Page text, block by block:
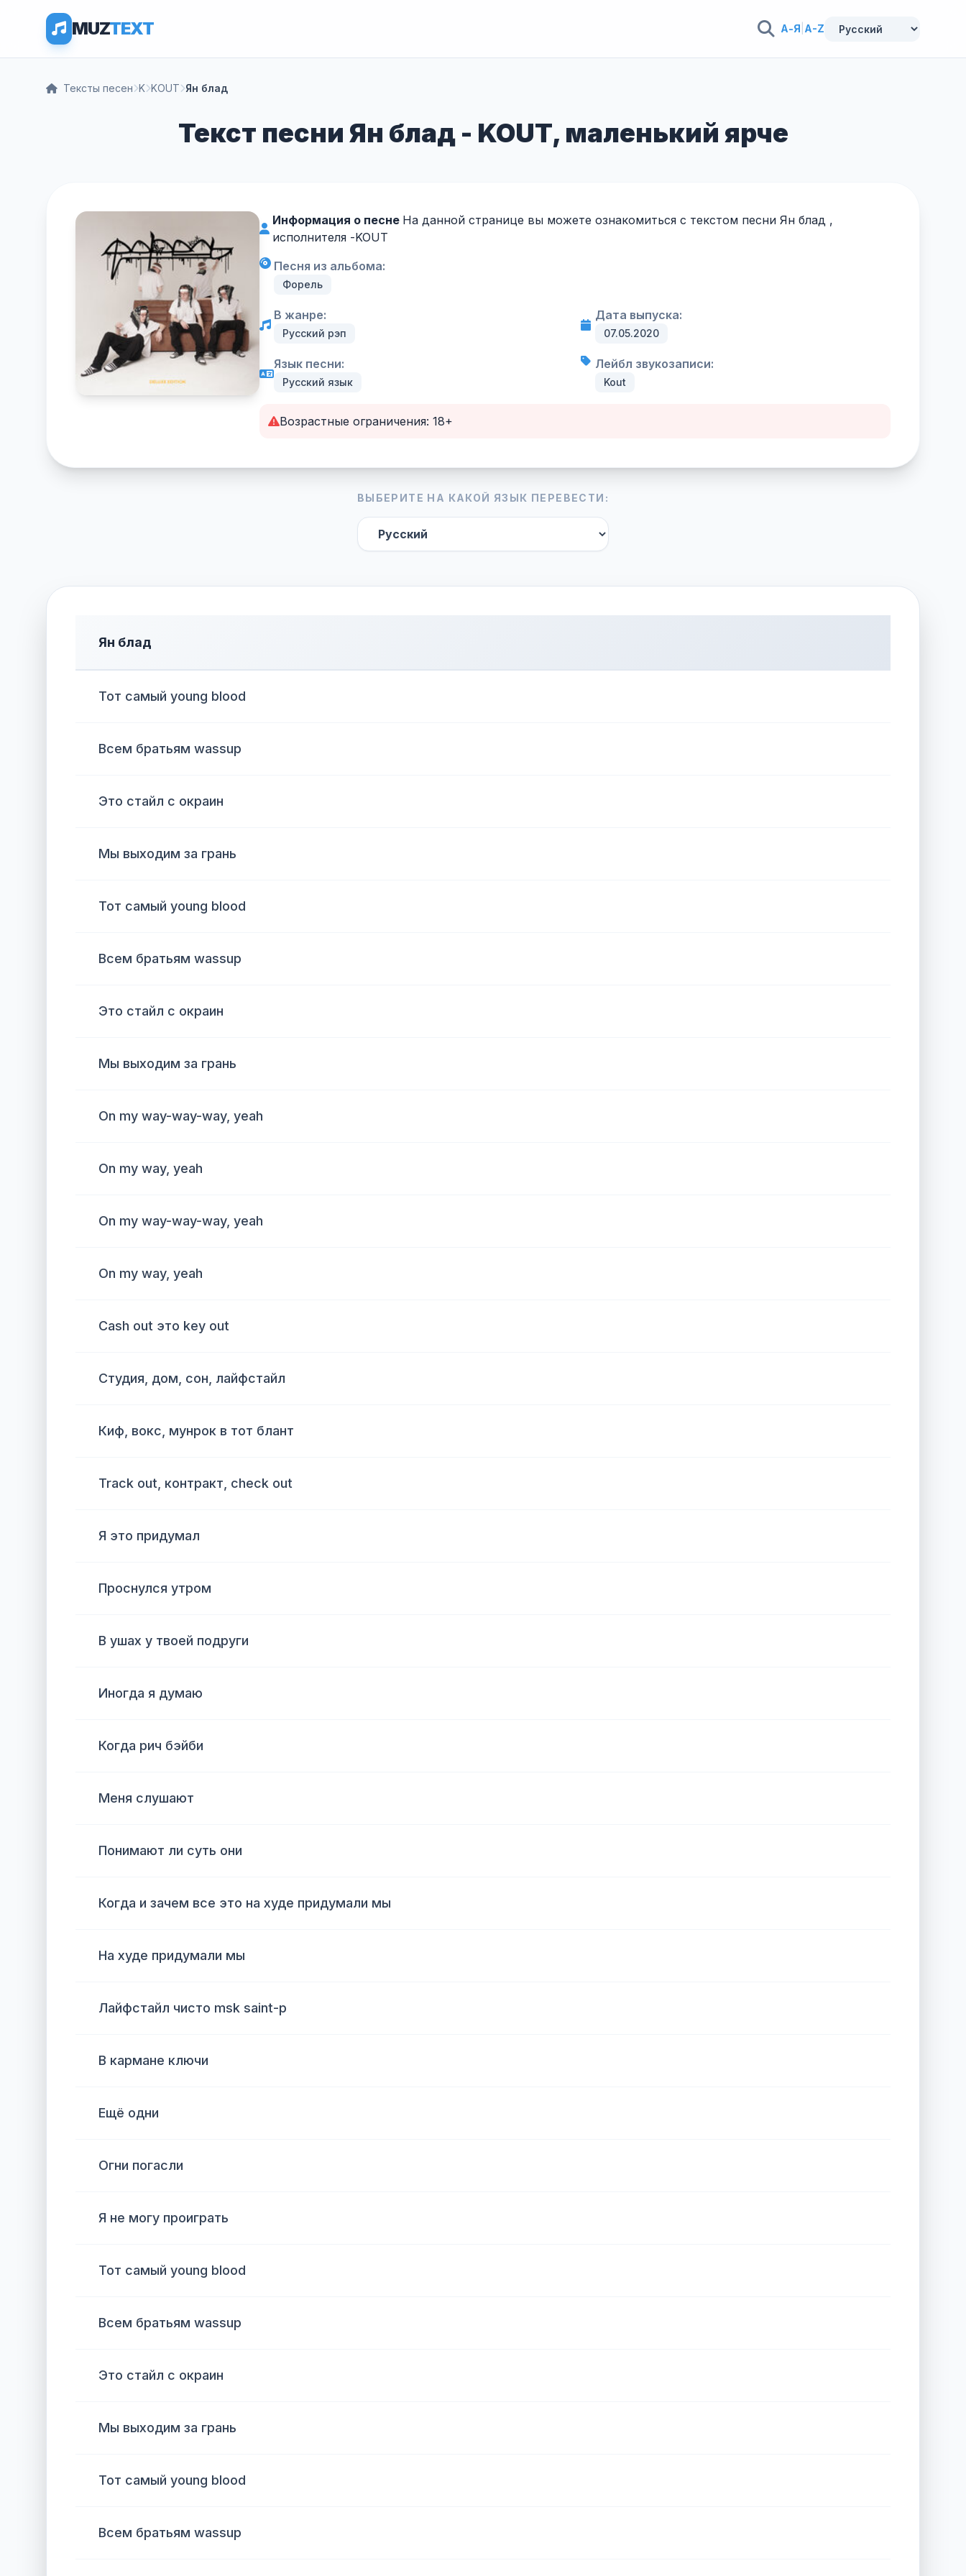
MUZTEXT А-Я A-Z
Тексты песен K KOUT Ян блад
Текст песни Ян блад - KOUT, маленький ярче
Информация о песне На данной странице вы можете ознакомиться с текстом песни Ян блад ,
исполнителя -KOUT
Песня из альбома:
Форель
В жанре:
Русский рэп
Дата выпуска:
07.05.2020
Язык песни:
Русский язык
Лейбл звукозаписи:
Kout
Возрастные ограничения: 18+
ВЫБЕРИТЕ НА КАКОЙ ЯЗЫК ПЕРЕВЕСТИ:
Ян блад
Тот самый young blood
Всем братьям wassup
Это стайл с окраин
Мы выходим за грань
Тот самый young blood
Всем братьям wassup
Это стайл с окраин
Мы выходим за грань
On my way-way-way, yeah
On my way, yeah
On my way-way-way, yeah
On my way, yeah
Cash out это key out
Студия, дом, сон, лайфстайл
Киф, вокс, мунрок в тот блант
Track out, контракт, check out
Я это придумал
Проснулся утром
В ушах у твоей подруги
Иногда я думаю
Когда рич бэйби
Меня слушают
Понимают ли суть они
Когда и зачем все это на худе придумали мы
На худе придумали мы
Лайфстайл чисто msk saint-p
В кармане ключи
Ещё одни
Огни погасли
Я не могу проиграть
Тот самый young blood
Всем братьям wassup
Это стайл с окраин
Мы выходим за грань
Тот самый young blood
Всем братьям wassup